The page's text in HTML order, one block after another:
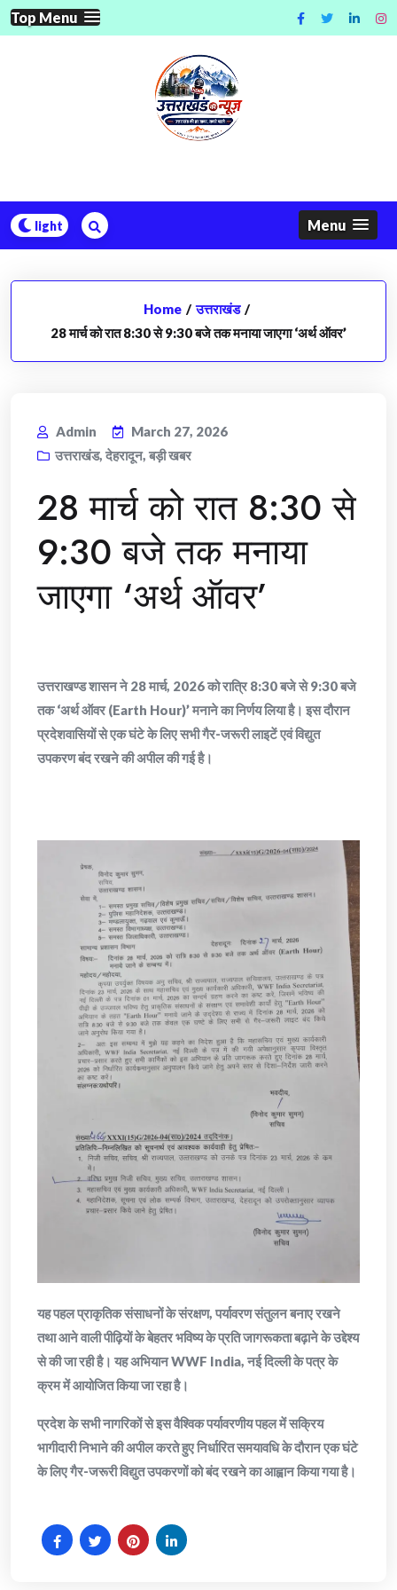
Skip
to
Top Menu
Menu
Home / उत्तराखंड /
28 मार्च को रात 8:30 से 9:30 बजे तक मनाया जाएगा ‘अर्थ ऑवर’
Admin
March 27, 2026
उत्तराखंड, देहरादून, बड़ी खबर
28 मार्च को रात 8:30 से
9:30 बजे तक मनाया
जाएगा ‘अर्थ ऑवर’
उत्तराखण्ड शासन ने 28 मार्च, 2026 को रात्रि 8:30 बजे से 9:30 बजे
तक ‘अर्थ ऑवर (Earth Hour)’ मनाने का निर्णय लिया है। इस दौरान
प्रदेशवासियों से एक घंटे के लिए सभी गैर-जरूरी लाइटें एवं विद्युत
उपकरण बंद रखने की अपील की गई है।
यह पहल प्राकृतिक संसाधनों के संरक्षण, पर्यावरण संतुलन बनाए रखने
तथा आने वाली पीढ़ियों के बेहतर भविष्य के प्रति जागरूकता बढ़ाने के उद्देश्य
से की जा रही है। यह अभियान WWF India, नई दिल्ली के पत्र के
क्रम में आयोजित किया जा रहा है।
प्रदेश के सभी नागरिकों से इस वैश्विक पर्यावरणीय पहल में सक्रिय
भागीदारी निभाने की अपील करते हुए निर्धारित समयावधि के दौरान एक घंटे
के लिए गैर-जरूरी विद्युत उपकरणों को बंद रखने का आह्वान किया गया है।